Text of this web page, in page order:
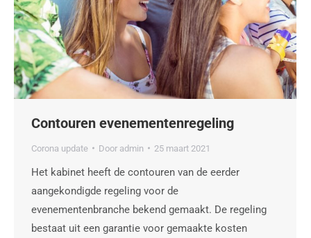
Contouren evenementenregeling
Corona update Door admin 25 maart 2021
Het kabinet heeft de contouren van de eerder
aangekondigde regeling voor de
evenementenbranche bekend gemaakt. De regeling
bestaat uit een garantie voor gemaakte kosten